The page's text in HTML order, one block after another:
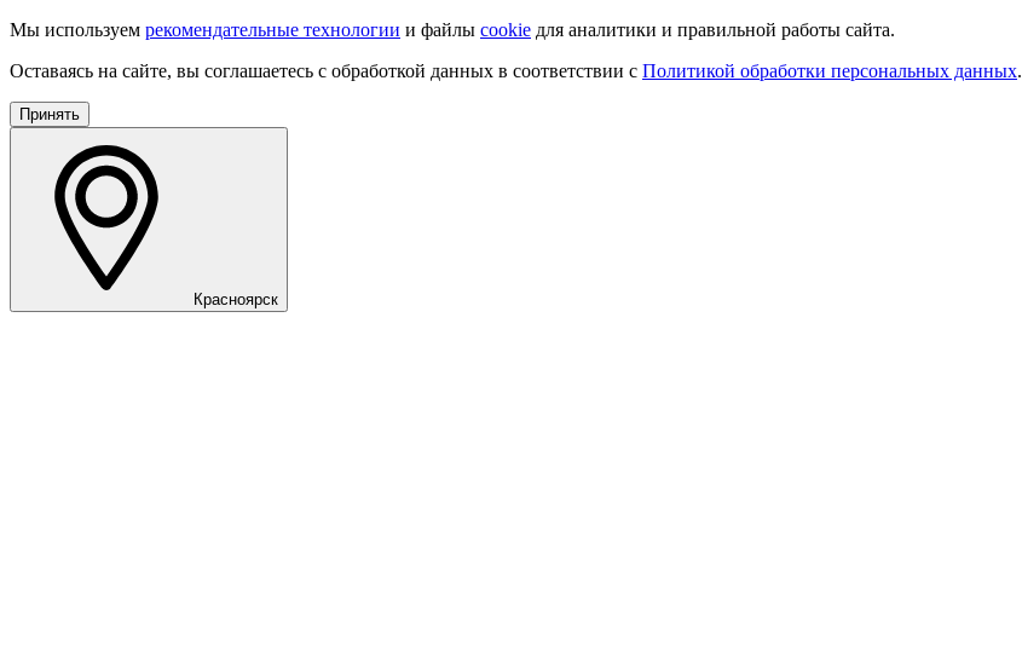
Мы используем рекомендательные технологии и файлы cookie для аналитики и правильной работы сайта.
Оставаясь на сайте, вы соглашаетесь с обработкой данных в соответствии с Политикой обработки персональных данных.
Принять
Красноярск